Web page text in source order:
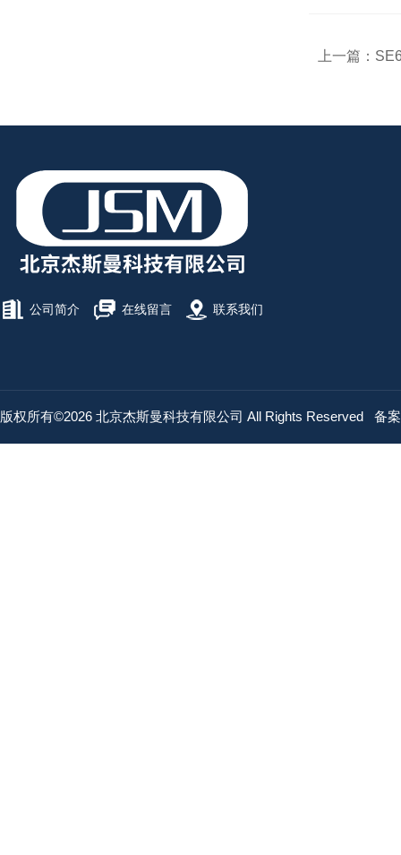
上一篇：
公司简介 在线留言 联系我们
版权所有©2026 北京杰斯曼科技有限公司 All Rights Reserved 备